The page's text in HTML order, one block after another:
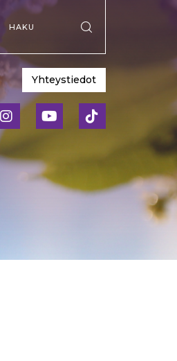
Hae sivustolta
Yhteystiedot